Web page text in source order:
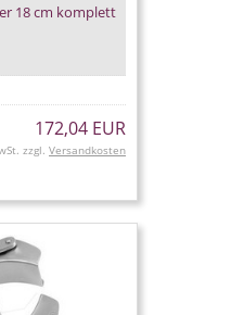
18 cm komplett
172,04 EUR
zzgl. Versandkosten